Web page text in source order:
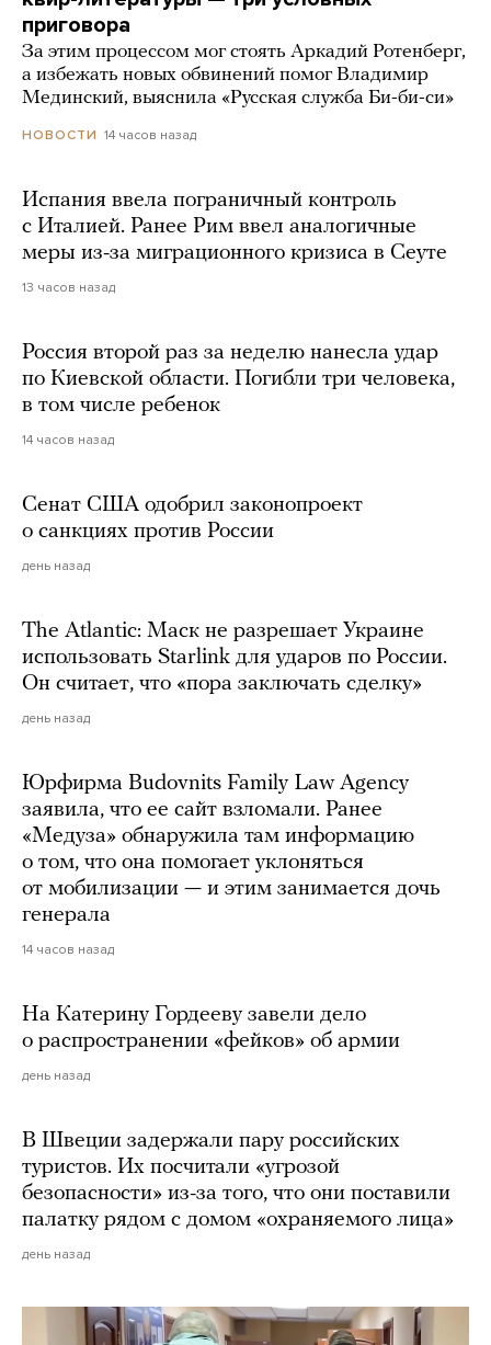
приговора
За этим процессом мог стоять Аркадий Ротенберг,
а избежать новых обвинений помог Владимир
Мединский, выяснила «Русская служба Би-би-си»
НОВОСТИ 14 часов назад
Испания ввела пограничный контроль
с Италией. Ранее Рим ввел аналогичные
меры из-за миграционного кризиса в Сеуте
13 часов назад
Россия второй раз за неделю нанесла удар
по Киевской области. Погибли три человека,
в том числе ребенок
14 часов назад
Сенат США одобрил законопроект
о санкциях против России
день назад
The Atlantic: Маск не разрешает Украине
использовать Starlink для ударов по России.
Он считает, что «пора заключать сделку»
день назад
Юрфирма Budovnits Family Law Agency
заявила, что ее сайт взломали. Ранее
«Медуза» обнаружила там информацию
о том, что она помогает уклоняться
от мобилизации — и этим занимается дочь
генерала
14 часов назад
На Катерину Гордееву завели дело
о распространении «фейков» об армии
день назад
В Швеции задержали пару российских
туристов. Их посчитали «угрозой
безопасности» из-за того, что они поставили
палатку рядом с домом «охраняемого лица»
день назад